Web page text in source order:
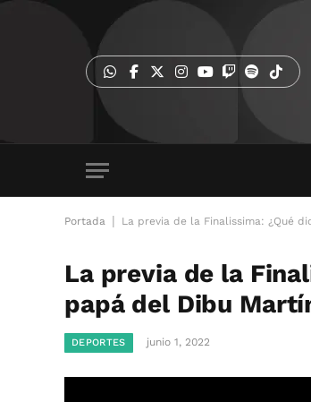
Portada La previa de la Finalissima: ¿Qué
La previa de la
papá del Dibu
DEPORTES junio 1, 2022